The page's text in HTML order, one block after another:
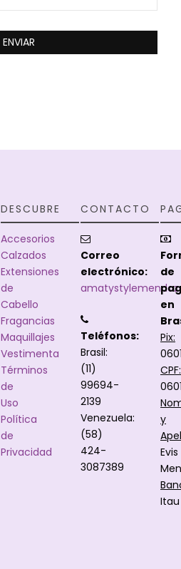
DESCUBRE
Accesorios
Calzados
Extensiones
de
Cabello
Fragancias
Maquillajes
Vestimenta
Términos
de
Uso
Política
de
Privacidad
CONTACTO
Correo
electrónico:
Teléfonos:
Brasil:
(11)
99694-
2139
Venezuela:
(58)
424-
3087389
de
en
Pix:
CPF:
y
Evis
Itau